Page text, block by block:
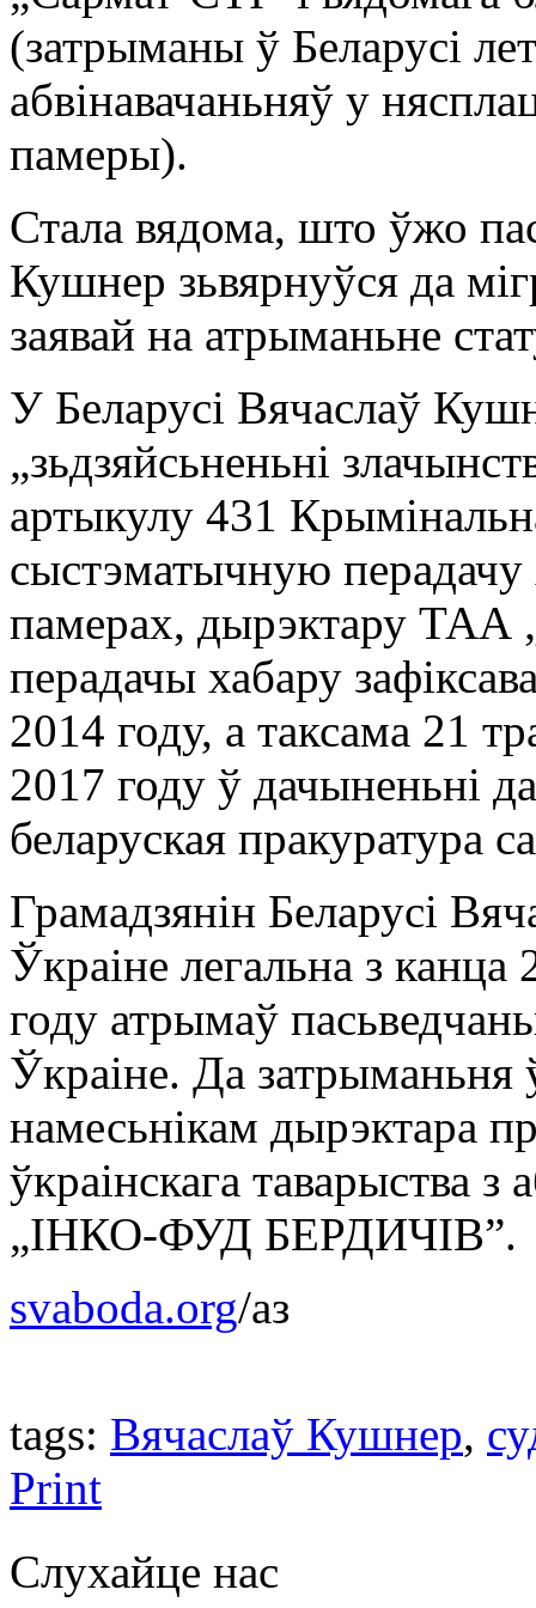
(затрыманы ў Беларусі
абвінавачаньняў у
памеры).
Стала вядома, што ўжо
Кушнер зьвярнуўся да
заявай на атрыманьне
У Беларусі Вячаслаў
„зьдзяйсьненьні
артыкулу 431
сыстэматычную перадачу
памерах, дырэктару
перадачы хабару
2014 году, а таксама 21
2017 году ў дачыненьні
беларуская пракуратура
Грамадзянін Беларусі
Ўкраіне легальна з
году атрымаў
Ўкраіне. Да затрыманьня
намесьнікам дырэктара
ўкраінскага таварыства
„ІНКО-ФУД БЕРДИЧІВ”.
svaboda.org/аз
tags: Вячаслаў Кушнер,
Print
Слухайце нас